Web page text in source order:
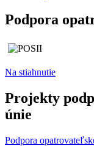
Podpora
Na stiahnutie
Projekty
únie
Podpora